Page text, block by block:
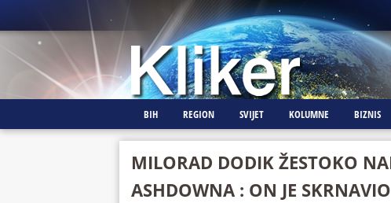
BIH REGION SVIJET KOLUMNE BIZNIS
MILORAD DODIK ŽESTOKO
ASHDOWNA : ON JE